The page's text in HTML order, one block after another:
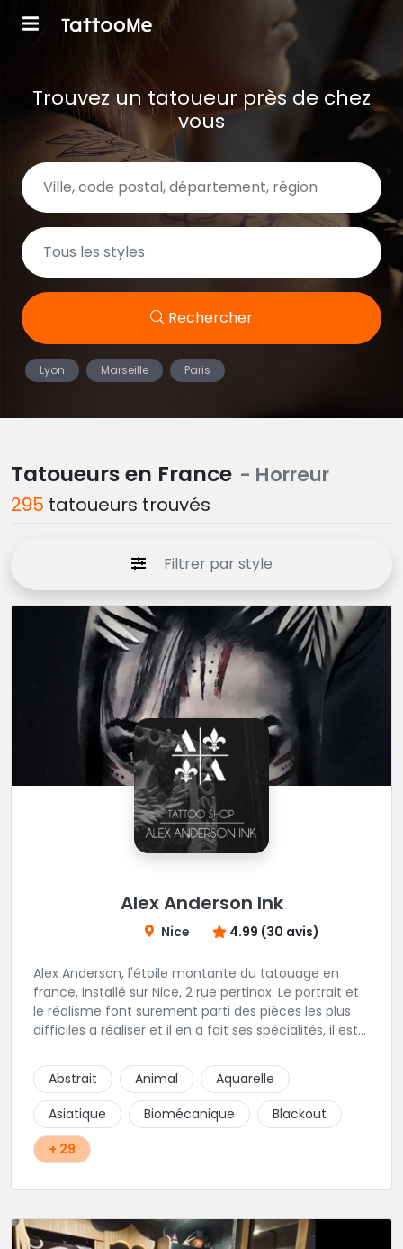
Trouvez un tatoueur près de chez
vous
Rechercher
Lyon Marseille Paris
Tatoueurs en France - Horreur
295 tatoueurs trouvés
Filtrer par style
Alex Anderson Ink
Nice 4.99 (30 avis)
Alex Anderson, l'étoile montante du tatouage en
france, installé sur Nice, 2 rue pertinax. Le portrait et
le réalisme font surement parti des pièces les plus
difficiles a réaliser et il en a fait ses spécialités, il est
religieux ou du chicanos. Romain son frère sera vous
combler par sa finesse pour des pièces comme le
mandala, l'ornemental ou la calligraphie pour le
bonheur des futurs tatoués. Il y a aussi Léa, Maureen,
Fat, Tom, Sento, Lily, des artistes hors normes. Il n'y a
qu'à regarder les pièces sélectionnées ici pour
Abstrait Animal
Aquarelle
Asiatique
Biomécanique
Blackout
+ 29